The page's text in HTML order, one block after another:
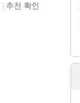
추천 확인